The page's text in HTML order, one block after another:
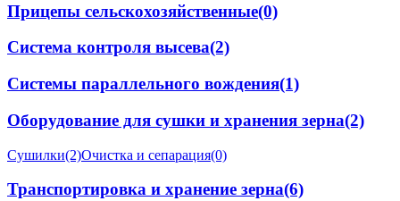
Прицепы сельскохозяйственные(0)
Система контроля высева(2)
Системы параллельного вождения(1)
Оборудование для сушки и хранения зерна(2)
Сушилки(2)Очистка и сепарация(0)
Транспортировка и хранение зерна(6)